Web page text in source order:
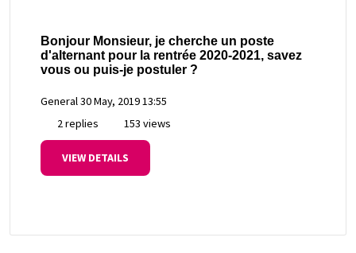
Bonjour Monsieur, je cherche un poste
d'alternant pour la rentrée 2020-2021, savez
vous ou puis-je postuler ?
General30 May, 2019 13:55
2 replies
153 views
VIEW DETAILS